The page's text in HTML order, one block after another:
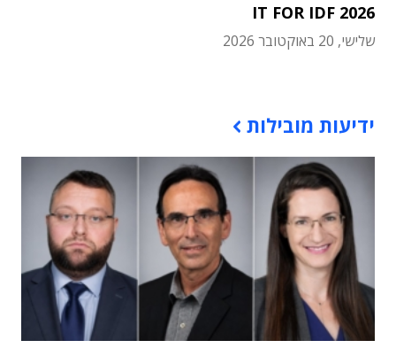
IT FOR IDF 2026
שלישי, 20 באוקטובר 2026
ידיעות מובילות